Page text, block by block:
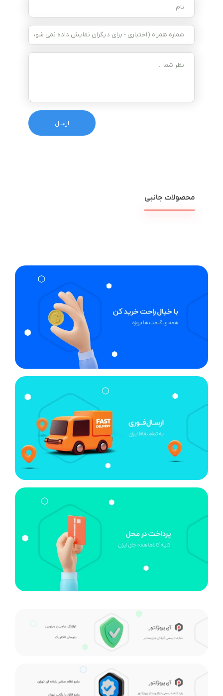
محصولات جانبی